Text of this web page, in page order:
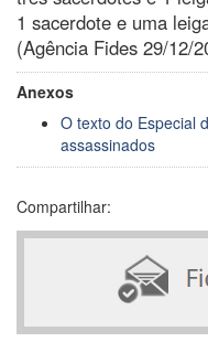
1 sacerdote e uma
(Agência Fides 29/12/
Anexos
O texto do Especial
assassinados
Compartilhar: